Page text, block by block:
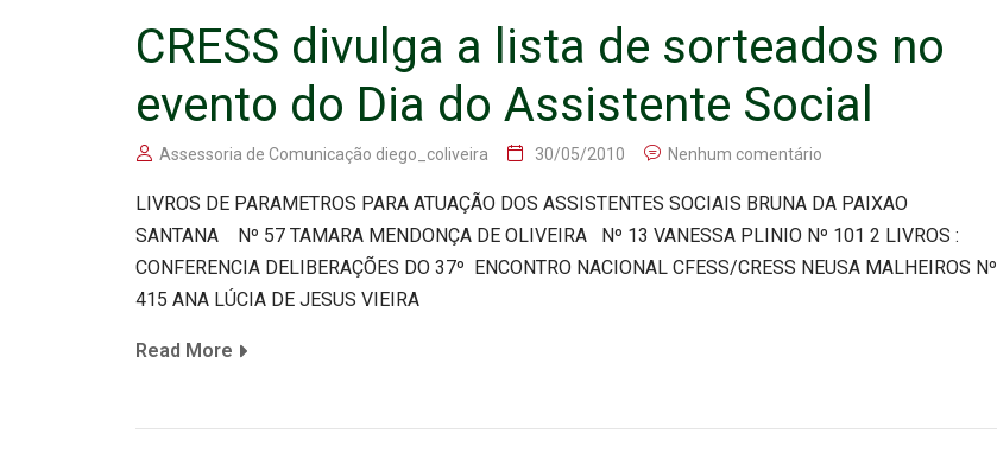
CRESS divulga a lista de sorteados no
evento do Dia do Assistente Social
Assessoria de Comunicação diego_coliveira 30/05/2010 Nenhum comentário
LIVROS DE PARAMETROS PARA ATUAÇÃO DOS ASSISTENTES SOCIAIS BRUNA DA PAIXAO
SANTANA Nº 57 TAMARA MENDONÇA DE OLIVEIRA Nº 13 VANESSA PLINIO Nº 101 2 LIVROS :
CONFERENCIA DELIBERAÇÕES DO 37º ENCONTRO NACIONAL CFESS/CRESS NEUSA MALHEIROS Nº
415 ANA LÚCIA DE JESUS VIEIRA
Read More